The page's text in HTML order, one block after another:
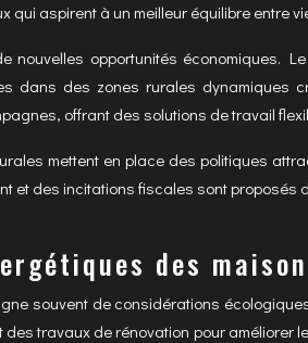
qui aspirent à un meilleur équilibre entre
nouvelles opportunités économiques.
dans des zones rurales
offrant des solutions de travail
mettent en place des politiques
et des incitations fiscales sont
des
souvent de considérations
travaux de rénovation pour améliorer